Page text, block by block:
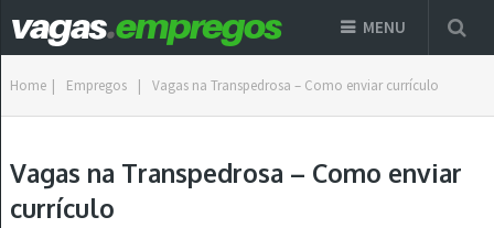
MENU
Home | Empregos | Vagas na Transpedrosa – Como enviar currículo
Vagas na Transpedrosa – Como enviar
currículo